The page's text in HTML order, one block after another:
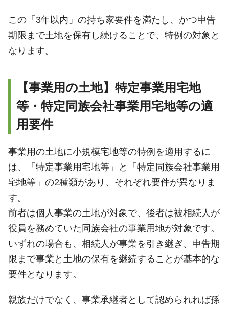
この「3年以内」の持ち家要件を満たし、かつ申告
期限まで土地を保有し続けることで、特例の対象と
なります。
【事業用の土地】特定事業用宅地
等・特定同族会社事業用宅地等の適
用要件
事業用の土地に小規模宅地等の特例を適用するに
は、「特定事業用宅地等」と「特定同族会社事業用
宅地等」の2種類があり、それぞれ要件が異なりま
す。
前者は個人事業の土地が対象で、後者は被相続人が
役員を務めていた同族会社の事業用地が対象です。
いずれの場合も、相続人が事業を引き継ぎ、申告期
限まで事業と土地の保有を継続することが基本的な
要件となります。
親族だけでなく、事業承継者として認められれば孫